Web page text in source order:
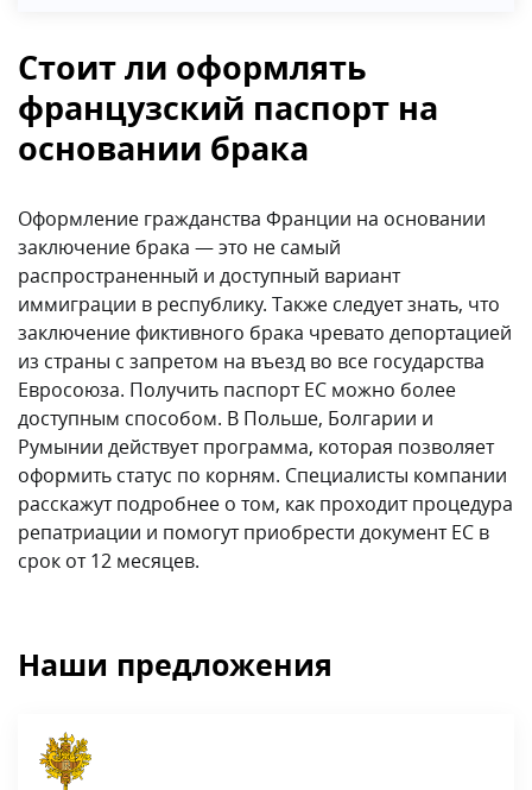
Стоит ли оформлять
французский паспорт на
основании брака
Оформление гражданства Франции на основании
заключение брака — это не самый
распространенный и доступный вариант
иммиграции в республику. Также следует знать, что
заключение фиктивного брака чревато депортацией
из страны с запретом на въезд во все государства
Евросоюза. Получить паспорт ЕС можно более
доступным способом. В Польше, Болгарии и
Румынии действует программа, которая позволяет
оформить статус по корням. Специалисты компании
расскажут подробнее о том, как проходит процедура
репатриации и помогут приобрести документ ЕС в
срок от 12 месяцев.
Наши предложения